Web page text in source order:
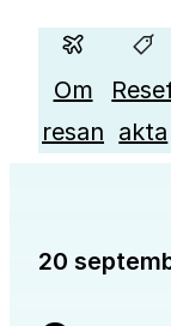
Om
resan akta
20